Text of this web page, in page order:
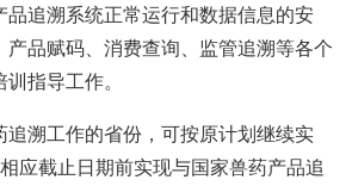
品追溯系统正常运行和数据信息的安
品赋码、消费查询、监管追溯等各个
指导工作。
追溯工作的省份，可按原计划继续实
应截止日期前实现与国家兽药产品追